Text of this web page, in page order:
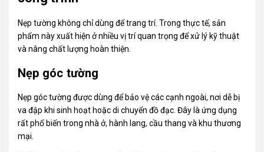
Nẹp tường không chỉ dùng để trang trí. Trong thực tế, sản
phẩm này xuất hiện ở nhiều vị trí quan trọng để xử lý kỹ thuật
và nâng chất lượng hoàn thiện.
Nẹp góc tường
Nẹp góc tường được dùng để bảo vệ các cạnh ngoài, nơi dễ bị
va đập khi sinh hoạt hoặc di chuyển đồ đạc. Đây là ứng dụng
rất phổ biến trong nhà ở, hành lang, cầu thang và khu thương
mại.